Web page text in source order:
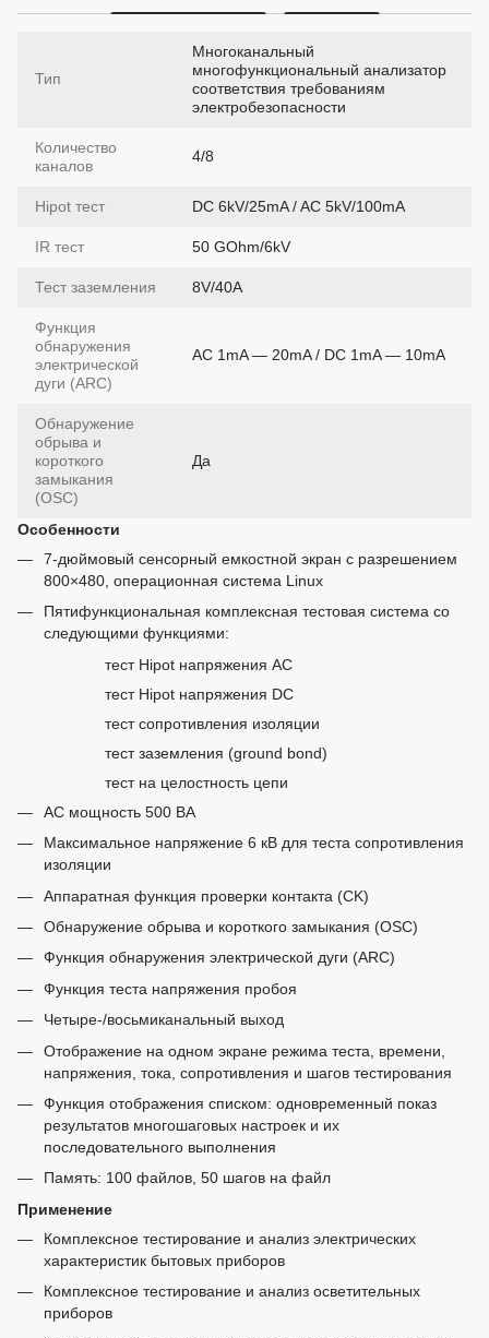
Тип
Многоканальный
многофункциональный анализатор
соответствия требованиям
электробезопасности
Количество
каналов
4/8
Hipot тест DC 6kV/25mA / AC 5kV/100mA
IR тест 50 GOhm/6kV
Тест заземления 8V/40A
Функция
обнаружения
электрической
дуги (ARC)
AC 1mA — 20mA / DC 1mA — 10mA
Обнаружение
обрыва и
короткого
замыкания
(OSC)
Да
Особенности
7-дюймовый сенсорный емкостной экран с разрешением
800×480, операционная система Linux
Пятифункциональная комплексная тестовая система со
следующими функциями:
тест Hipot напряжения AC
тест Hipot напряжения DC
тест сопротивления изоляции
тест заземления (ground bond)
тест на целостность цепи
AC мощность 500 ВА
Максимальное напряжение 6 кВ для теста сопротивления
изоляции
Аппаратная функция проверки контакта (CK)
Обнаружение обрыва и короткого замыкания (OSC)
Функция обнаружения электрической дуги (ARC)
Функция теста напряжения пробоя
Четыре-/восьмиканальный выход
Отображение на одном экране режима теста, времени,
напряжения, тока, сопротивления и шагов тестирования
Функция отображения списком: одновременный показ
результатов многошаговых настроек и их
последовательного выполнения
Память: 100 файлов, 50 шагов на файл
Применение
Комплексное тестирование и анализ электрических
характеристик бытовых приборов
Комплексное тестирование и анализ осветительных
приборов